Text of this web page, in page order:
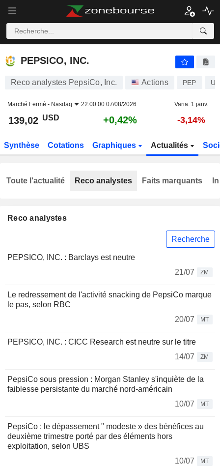
PEPSICO, INC.
PEPSICO, INC.
Reco analystes PepsiCo, Inc. Actions PEP
Marché Fermé - Nasdaq 22:00:00 07/08/2026 Varia. 1 janv.
139,02 USD +0,42% -3,14%
Synthèse Cotations Graphiques Actualités
Reco analystes
Recherche
PEPSICO, INC. : Barclays est neutre
21/07
ZM
Le redressement de l'activité snacking de PepsiCo marque
le pas, selon RBC
20/07
MT
PEPSICO, INC. : CICC Research est neutre sur le titre
14/07
ZM
PepsiCo sous pression : Morgan Stanley s'inquiète de la
faiblesse persistante du marché nord-américain
10/07
MT
PepsiCo : le dépassement " modeste » des bénéfices au
deuxième trimestre porté par des éléments hors
exploitation, selon UBS
10/07
MT
Toute l'actualité Reco analystes Faits marquants